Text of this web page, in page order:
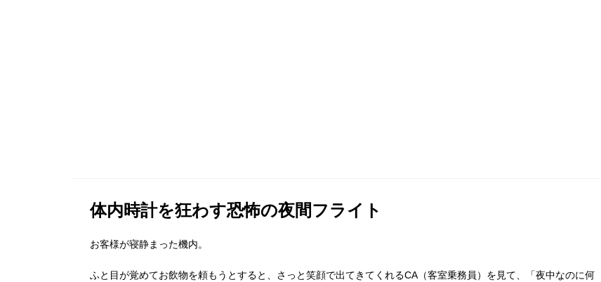
体内時計を狂わす恐怖の夜間フライト
お客様が寝静まった機内。
ふと目が覚めてお飲物を頼もうとすると、さっと笑顔で出てきてくれるCA（客室乗務員）を見て、「夜中なのに何